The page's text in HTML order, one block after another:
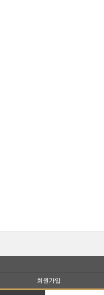
회원가입